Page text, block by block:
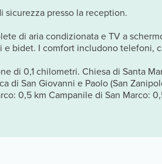
sicurezza presso la reception.
di aria condizionata e TV a
bidet. I comfort includono telefoni,
di 0,1 chilometri. Chiesa di Santa
di San Giovanni e Paolo (San
0,5 km Campanile di San Marco: